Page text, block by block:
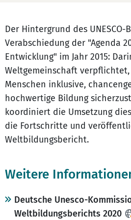
Der Hintergrund des
Verabschiedung der "Agenda
Entwicklung" im Jahr 2015:
Weltgemeinschaft
Menschen inklusive,
hochwertige Bildung
koordiniert die Umsetzung
die Fortschritte und
Weltbildungsbericht.
Weitere
Deutsche Unesco-
Weltbildungsberichts 2020